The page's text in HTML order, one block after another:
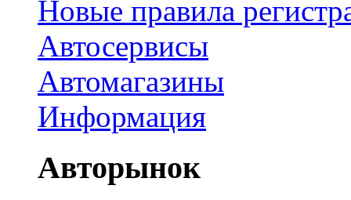
Новые правила
Автосервисы
Автомагазины
Информация
Авторынок